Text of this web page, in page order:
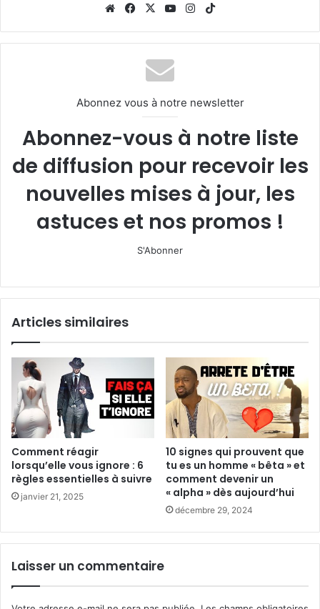
WebsiteFacebook
X YouTubeInstagram
Abonnez vous à notre newsletter
Abonnez-vous à notre liste
de diffusion pour recevoir les
nouvelles mises à jour, les
astuces et nos promos !
S'Abonner
Articles similaires
Comment réagir
lorsqu’elle vous ignore : 6
règles essentielles à suivre
janvier 21, 2025
10 signes qui prouvent que
tu es un homme « bêta » et
comment devenir un
« alpha » dès aujourd’hui
décembre 29, 2024
Laisser un commentaire